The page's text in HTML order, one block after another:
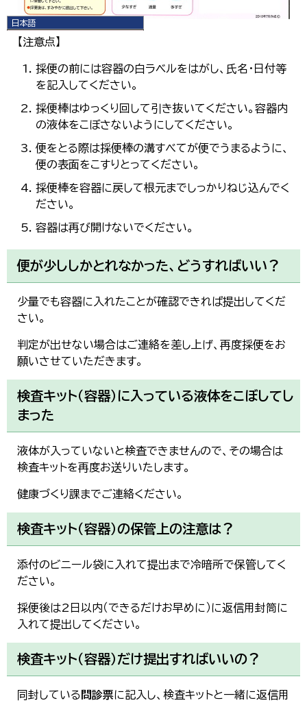
日本語
日本語
English
简体中文
繁體中文
【注意点】
採便の前には容器の白ラベルをはがし、氏名・日付等
を記入してください。
採便棒はゆっくり回して引き抜いてください。容器内
の液体をこぼさないようにしてください。
便をとる際は採便棒の溝すべてが便でうまるように、
便の表面をこすりとってください。
採便棒を容器に戻して根元までしっかりねじ込んでく
ださい。
容器は再び開けないでください。
便が少ししかとれなかった、どうすればいい？
少量でも容器に入れたことが確認できれば提出してくだ
さい。
判定が出せない場合はご連絡を差し上げ、再度採便をお
願いさせていただきます。
検査キット（容器）に入っている液体をこぼしてし
まった
液体が入っていないと検査できませんので、その場合は
検査キットを再度お送りいたします。
健康づくり課までご連絡ください。
検査キット（容器）の保管上の注意は？
添付のビニール袋に入れて提出まで冷暗所で保管してく
ださい。
採便後は2日以内（できるだけお早めに）に返信用封筒に
入れて提出してください。
検査キット（容器）だけ提出すればいいの？
同封している問診票に記入し、検査キットと一緒に返信用